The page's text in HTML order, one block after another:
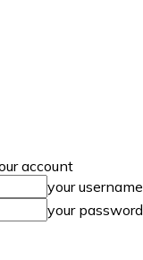
account
your username
your password